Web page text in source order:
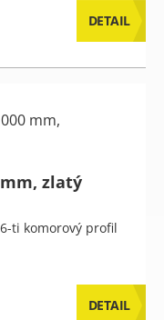
DETAIL
zlatý
ti komorový profil
DETAIL